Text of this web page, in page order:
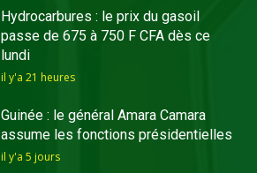
Hydrocarbures : le prix du gasoil
passe de 675 à 750 F CFA dès ce
lundi
il y'a 21 heures
Guinée : le général Amara Camara
assume les fonctions présidentielles
il y'a 5 jours